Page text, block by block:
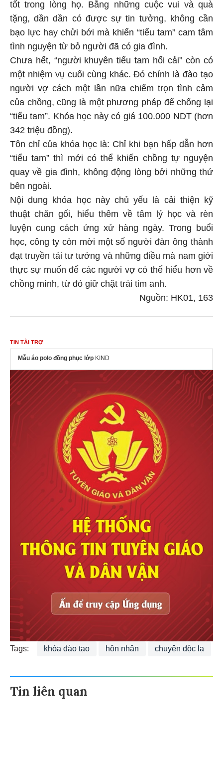
tốt trong lòng họ. Bằng những cuộc vui và quà
tặng, dần dần có được sự tin tưởng, không cần
bạo lực hay chửi bới mà khiến “tiểu tam” cam tâm
tình nguyện từ bỏ người đã có gia đình.
Chưa hết, “người khuyên tiểu tam hối cải” còn có
một nhiệm vụ cuối cùng khác. Đó chính là đào tạo
người vợ cách một lần nữa chiếm trọn tình cảm
của chồng, cũng là một phương pháp để chống lại
“tiểu tam”. Khóa học này có giá 100.000 NDT (hơn
342 triệu đồng).
Tôn chỉ của khóa học là: Chỉ khi bạn hấp dẫn hơn
“tiểu tam” thì mới có thể khiến chồng tự nguyện
quay về gia đình, không động lòng bởi những thứ
bên ngoài.
Nội dung khóa học này chủ yếu là cải thiện kỹ
thuật chăn gối, hiểu thêm về tâm lý học và rèn
luyện cung cách ứng xử hàng ngày. Trong buổi
học, công ty còn mời một số người đàn ông thành
đạt truyền tải tư tưởng và những điều mà nam giới
thực sự muốn để các người vợ có thể hiểu hơn về
chồng mình, từ đó giữ chặt trái tim anh.
Nguồn: HK01, 163
TIN TÀI TRỢ
Mẫu áo polo đồng phục lớp KIND
Tags: khóa đào tạo hôn nhân chuyện độc lạ
Tin liên quan